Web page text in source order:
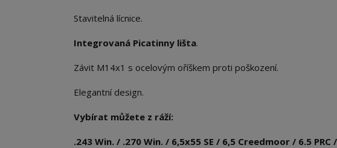
Stavitelná lícnice.
Integrovaná Picatinny lišta.
Závit M14x1 s ocelovým oříškem proti poškození.
Elegantní design.
Vybírat můžete z ráží:
.243 Win. / .270 Win. / 6,5x55 SE / 6,5 Creedmoor / 6.5